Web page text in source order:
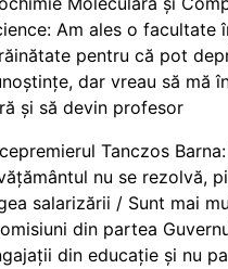
Am ales o facultate
pentru că pot
dar vreau să mă
și să devin profesor
Tanczos
nu se rezolvă,
salarizării / Sunt mai
din partea
din educație și nu